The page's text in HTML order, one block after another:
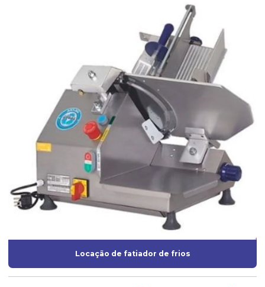
Locação de fatiador de frios